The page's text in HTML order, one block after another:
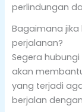
perlindungan
Bagaimana
perjalanan?
Segera hubungi
akan
yang terjadi
berjalan